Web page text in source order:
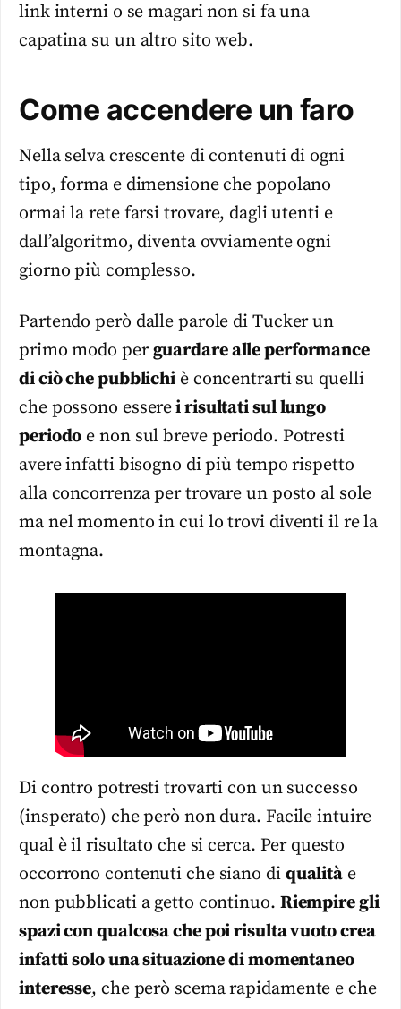
link interni o se magari non si fa una
capatina su un altro sito web.
Come accendere un faro
Nella selva crescente di contenuti di ogni
tipo, forma e dimensione che popolano
ormai la rete farsi trovare, dagli utenti e
dall’algoritmo, diventa ovviamente ogni
giorno più complesso.
Partendo però dalle parole di Tucker un
primo modo perguardare alle performance
di ciò che pubblichi è concentrarti su quelli
che possono esserei risultati sul lungo
periodo e non sul breve periodo. Potresti
avere infatti bisogno di più tempo rispetto
alla concorrenza per trovare un posto al sole
ma nel momento in cui lo trovi diventi il re la
montagna.
Di contro potresti trovarti con un successo
(insperato) che però non dura. Facile intuire
qual è il risultato che si cerca. Per questo
occorrono contenuti che siano di qualità e
non pubblicati a getto continuo. Riempire gli
spazi con qualcosa che poi risulta vuoto crea
infatti solo una situazione di momentaneo
interesse, che però scema rapidamente e che